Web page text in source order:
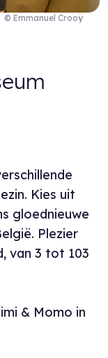
© Emmanuel Crooÿ
Kies uit
gloednieuwe
Plezier
van 3 tot 103
& Momo in